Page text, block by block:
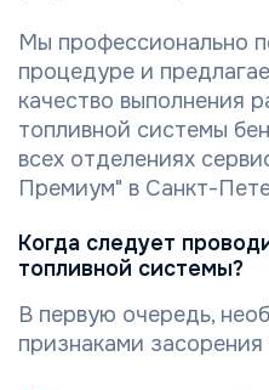
Мы профессионально
процедуре и
качество выполнения
топливной системы
всех отделениях
Премиум" в Санкт-
Когда следует
топливной системы?
В первую очередь,
признаками